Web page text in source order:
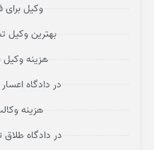
وکیل برای
بهترین وکیل
هزینه وکیل
در دادگاه
هزینه
در دادگاه